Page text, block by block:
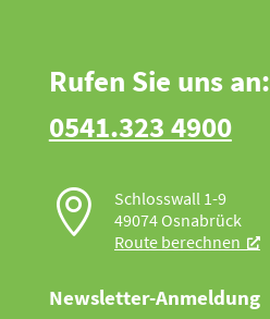
Rufen Sie uns an:
0541.323 4900

Schlosswall 1-9
49074 Osnabrück
Route berechnen
Newsletter-Anmeldung